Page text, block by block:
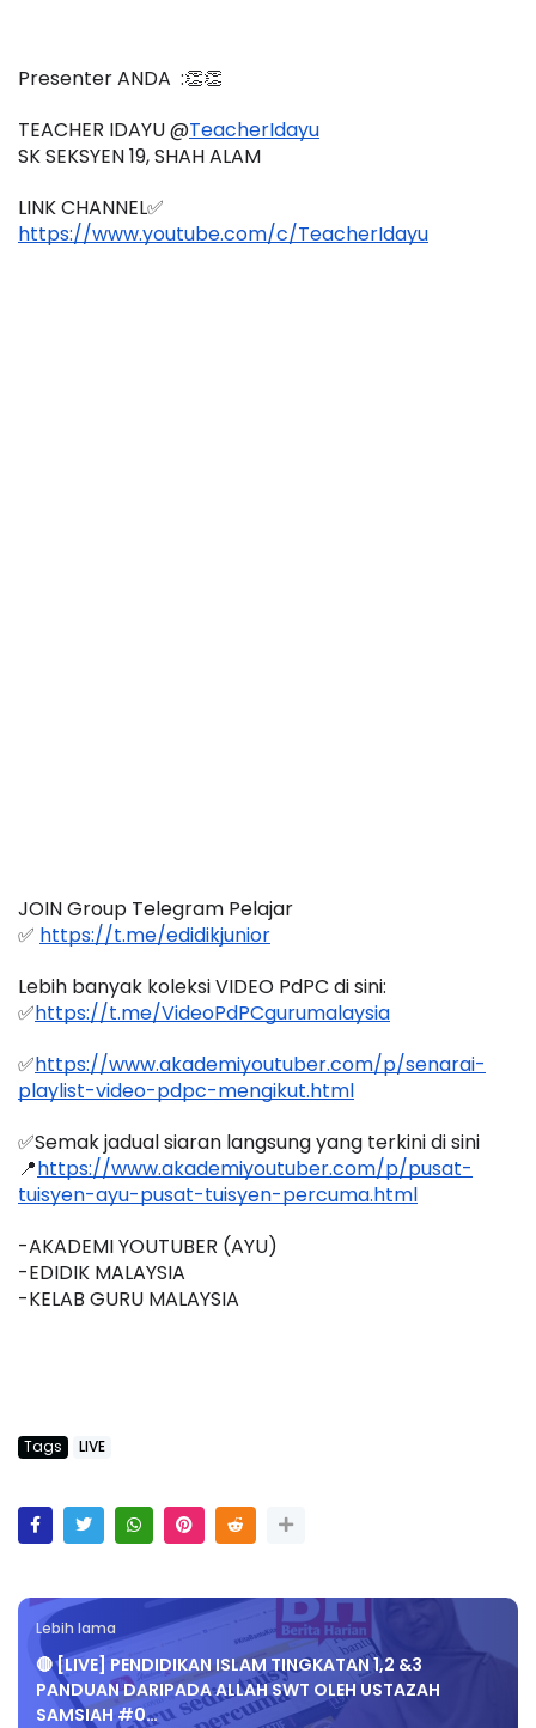
Presenter ANDA  :👏👏
TEACHER IDAYU @TeacherIdayu
SK SEKSYEN 19, SHAH ALAM
LINK CHANNEL✅
https://www.youtube.com/c/TeacherIdayu
JOIN Group Telegram Pelajar
✅ https://t.me/edidikjunior
Lebih banyak koleksi VIDEO PdPC di sini:
✅https://t.me/VideoPdPCgurumalaysia
✅https://www.akademiyoutuber.com/p/senarai-
playlist-video-pdpc-mengikut.html
✅Semak jadual siaran langsung yang terkini di sini
📍https://www.akademiyoutuber.com/p/pusat-
tuisyen-ayu-pusat-tuisyen-percuma.html
-AKADEMI YOUTUBER (AYU)
-EDIDIK MALAYSIA
-KELAB GURU MALAYSIA
Tags LIVE
Lebih lama
🔴 [LIVE] PENDIDIKAN ISLAM TINGKATAN 1,2 &3
PANDUAN DARIPADA ALLAH SWT OLEH USTAZAH
SAMSIAH #0…